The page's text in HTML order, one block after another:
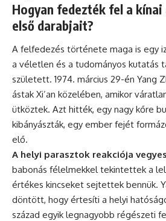
Hogyan fedezték fel a kínai
első darabjait?
A felfedezés története maga is egy
a véletlen és a tudományos kutatás
született. 1974. március 29-én Yang
ástak Xi’an közelében, amikor
ütköztek. Azt hitték, egy nagy kőre
kibányászták, egy ember fejét
elő.
A helyi parasztok reakciója
babonás félelmekkel tekintettek a
értékes kincseket sejtettek bennük.
döntött, hogy értesíti a helyi
század egyik legnagyobb régészeti